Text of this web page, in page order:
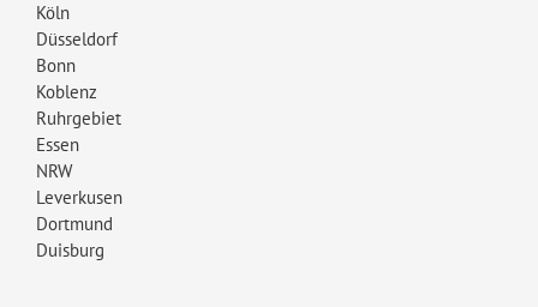
Köln
Düsseldorf
Bonn
Koblenz
Ruhrgebiet
Essen
NRW
Leverkusen
Dortmund
Duisburg